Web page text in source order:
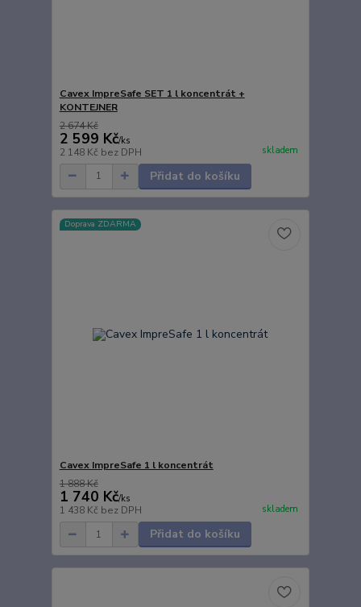
Cavex ImpreSafe SET 1 l koncentrát +
KONTEJNER
2 674 Kč
2 599 Kč/ks
2 148 Kč bez DPH skladem
Přidat do košíku
Doprava ZDARMA
Cavex ImpreSafe 1 l koncentrát
1 888 Kč
1 740 Kč/ks
1 438 Kč bez DPH skladem
Přidat do košíku